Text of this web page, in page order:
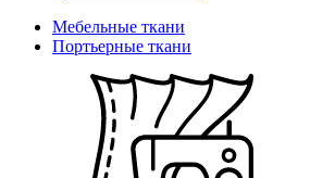
Мебельные ткани
Портьерные ткани